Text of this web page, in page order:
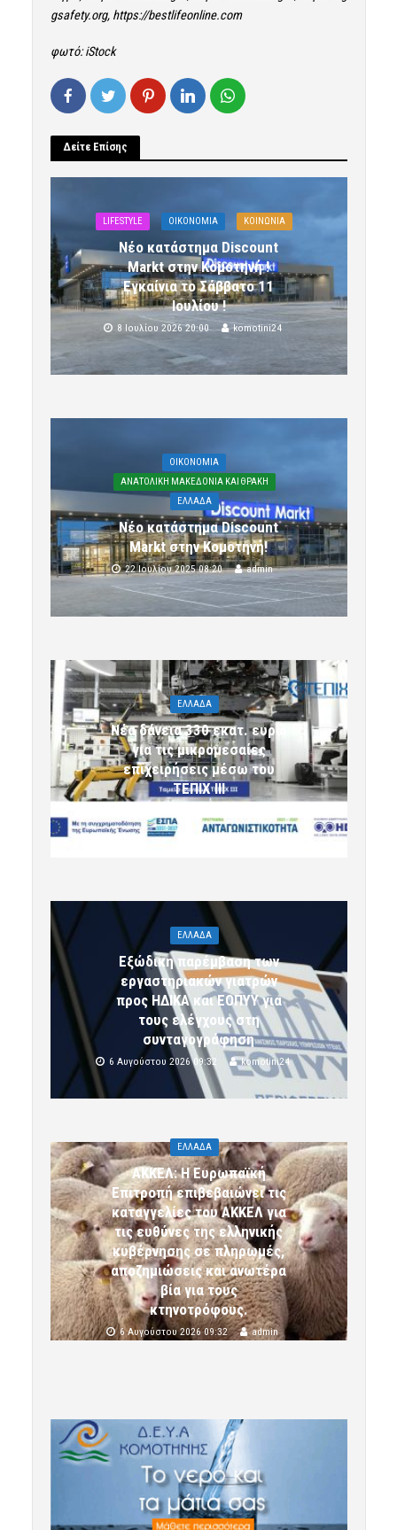
gsafety.org, https://bestlifeonline.com
φωτό: iStock
Δείτε Επίσης
LIFESTYLE OIKONOMIA ΚΟΙΝΩΝΙΑ
Νέο κατάστημα Discount
Markt στην Κομοτηνή !
Εγκαίνια το Σάββατο 11
Ιουλίου !
8 Ιουλίου 2026 20:00 komotini24
OIKONOMIA
ΑΝΑΤΟΛΙΚΗ ΜΑΚΕΔΟΝΙΑ ΚΑΙ ΘΡΑΚΗ
ΕΛΛΑΔΑ
Νέο κατάστημα Discount
Markt στην Κομοτηνή!
22 Ιουλίου 2025 08:20 admin
ΕΛΛΑΔΑ
Νέα δάνεια 330 εκατ. ευρώ
για τις μικρομεσαίες
επιχειρήσεις μέσω του
ΤΕΠΙΧ ΙΙΙ
ΕΛΛΑΔΑ
Εξώδικη παρέμβαση των
εργαστηριακών γιατρών
προς ΗΔΙΚΑ και ΕΟΠΥΥ για
τους ελέγχους στη
συνταγογράφηση
6 Αυγούστου 2026 09:32 komotini24
ΕΛΛΑΔΑ
ΑΚΚΕΛ: Η Ευρωπαϊκή
Επιτροπή επιβεβαιώνει τις
καταγγελίες του ΑΚΚΕΛ για
τις ευθύνες της ελληνικής
κυβέρνησης σε πληρωμές,
αποζημιώσεις και ανωτέρα
βία για τους
κτηνοτρόφους.
6 Αυγούστου 2026 09:32 admin